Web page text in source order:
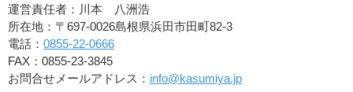
運営責任者：川本 八洲浩
所在地：〒697-0026島根県浜田市田町82-3
電話： 0855-22-0666
FAX：0855-23-3845
お問合せメールアドレス： info@kasumiya.jp